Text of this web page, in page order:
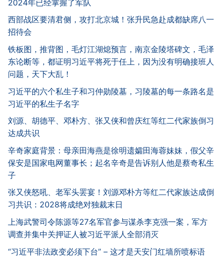
2024年已经掌握了军队
西部战区要清君侧，攻打北京城！张升民急赴成都缺席八一
招待会
铁板图，推背图，毛灯江湖熄预言，南京金陵塔碑文，毛泽
东论断等，都证明习近平将死于任上，因为没有明确接班人
问题，天下大乱！
习近平的六个私生子和习仲勋陵墓，习陵墓的每一条路名是
习近平的私生子名字
刘源、胡德平、邓朴方、张又侠和曾庆红等红二代家族倒习
达成共识
辛奇家庭背景：母亲田海燕是徐明遗孀田海蓉妹妹，假父辛
保安是国家电网董事长；起名辛奇是告诉别人他是蔡奇私生
子
张又侠怒吼、老军头罢宴！刘源邓朴方等红二代家族达成倒
习共识：2028将成绝对独裁末日
上海武警司令陈源等27名军官参与谋杀李克强一案，军方
调查并集中关押证人被习近平派人全部消灭
“习近平非法政变必须下台” – 这才是天安门红墙所喷标语